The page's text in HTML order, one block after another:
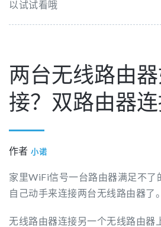
以试试看哦
两台无线路由
接？双路由器
作者 小诺
家里WiFi信号一台路由器满足不了
自己动手来连接两台无线路由器了。
无线路由器连接另一个无线路由器